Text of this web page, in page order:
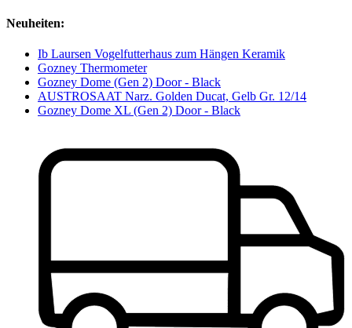
Neuheiten:
Ib Laursen Vogelfutterhaus zum Hängen Keramik
Gozney Thermometer
Gozney Dome (Gen 2) Door - Black
AUSTROSAAT Narz. Golden Ducat, Gelb Gr. 12/14
Gozney Dome XL (Gen 2) Door - Black